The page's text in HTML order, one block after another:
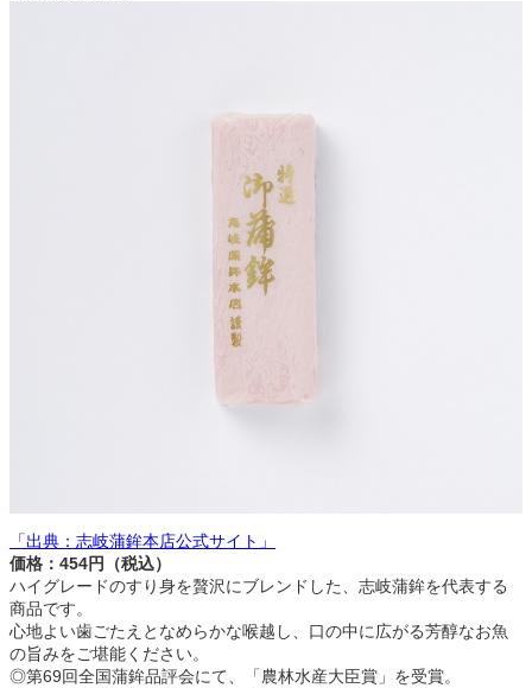
「出典：志岐蒲鉾本店公式サイト」
価格：454円（税込）
ハイグレードのすり身を贅沢にブレンドした、志岐蒲鉾を代表する
商品です。
心地よい歯ごたえとなめらかな喉越し、口の中に広がる芳醇なお魚
の旨みをご堪能ください。
◎第69回全国蒲鉾品評会にて、「農林水産大臣賞」を受賞。